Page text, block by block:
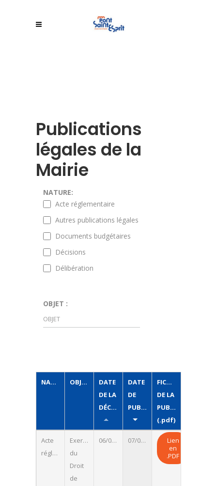
Publications
légales de la
Mairie
NATURE:
Acte réglementaire
Autres publications légales
Documents budgétaires
Décisions
Délibération
OBJET :
NATURE OBJET
DATE
DE LA
DÉCISION
DATE
DE
PUBLICATION
FICHIER
DE LA
PUBLICATION
(.pdf)
Acte
réglementaire
Exercice
du
Droit
de
06/08/2026 07/08/2026
Lien
en
.PDF